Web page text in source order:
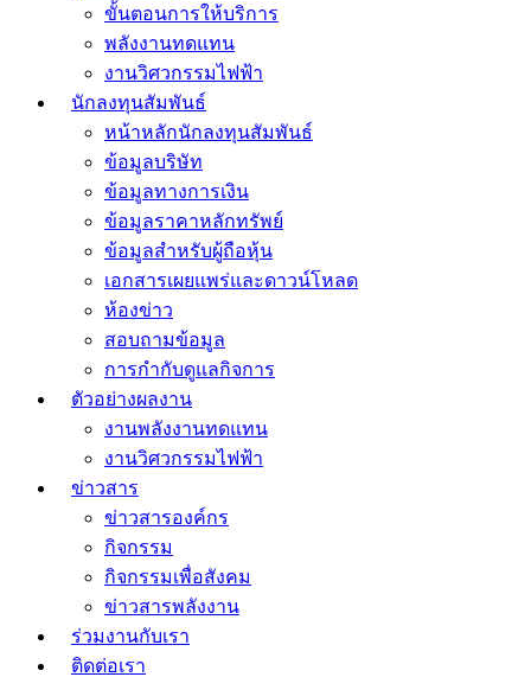
ขั้นตอนการให้บริการ
พลังงานทดแทน
งานวิศวกรรมไฟฟ้า
นักลงทุนสัมพันธ์
หน้าหลักนักลงทุนสัมพันธ์
ข้อมูลบริษัท
ข้อมูลทางการเงิน
ข้อมูลราคาหลักทรัพย์
ข้อมูลสำหรับผู้ถือหุ้น
เอกสารเผยแพร่และดาวน์โหลด
ห้องข่าว
สอบถามข้อมูล
การกำกับดูแลกิจการ
ตัวอย่างผลงาน
งานพลังงานทดแทน
งานวิศวกรรมไฟฟ้า
ข่าวสาร
ข่าวสารองค์กร
กิจกรรม
กิจกรรมเพื่อสังคม
ข่าวสารพลังงาน
ร่วมงานกับเรา
ติดต่อเรา